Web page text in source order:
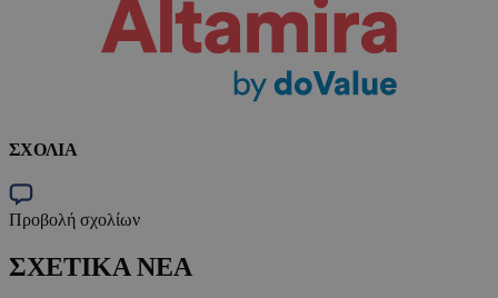
ΣΧΟΛΙΑ
Προβολή σχολίων
ΣΧΕΤΙΚΑ ΝΕΑ